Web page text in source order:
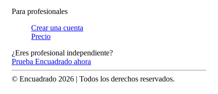
Para profesionales
Crear una cuenta
Precio
¿Eres profesional independiente?
Prueba Encuadrado ahora
© Encuadrado 2026 | Todos los derechos reservados.